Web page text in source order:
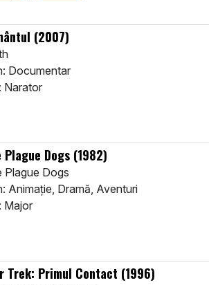
(2007)
Documentar
Narator
Plague Dogs (1982)
Plague Dogs
Animaţie, Dramă, Aventuri
Major
Trek: Primul Contact (1996)